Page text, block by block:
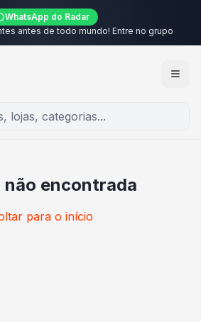
WhatsApp do Radar
antes de todo mundo! Entre no grupo
não encontrada
para o início